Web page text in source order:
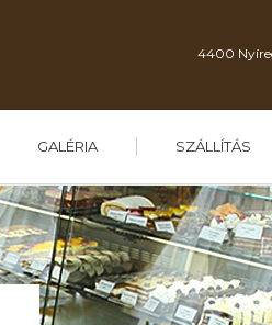
4400
GALÉRIA SZÁLLÍTÁS